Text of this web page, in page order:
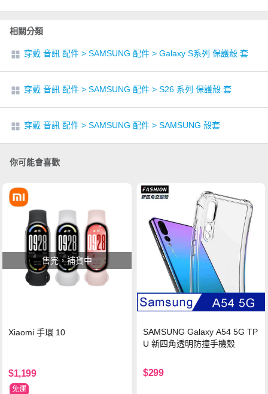
相關分類
穿戴 音訊 配件 > SAMSUNG 配件 > Galaxy S系列 保護殼.套
穿戴 音訊 配件 > SAMSUNG 配件 > S26 系列 保護殼.套
穿戴 音訊 配件 > SAMSUNG 配件 > SAMSUNG 殼套
你可能會喜歡
售完，補貨中
Xiaomi 手環 10
$1,199
免運
SAMSUNG Galaxy A54 5G TP
U 新四角透明防撞手機殼
$299